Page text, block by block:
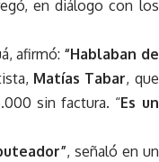
en diálogo con los
afirmó: “Hablaban de
Matías Tabar, que
sin factura. “Es un
, señaló en un